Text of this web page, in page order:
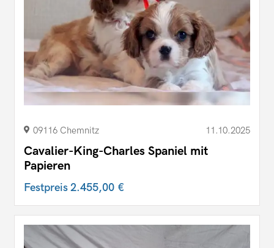
09116 Chemnitz 11.10.2025
Cavalier-King-Charles Spaniel mit
Papieren
Festpreis2.455,00 €